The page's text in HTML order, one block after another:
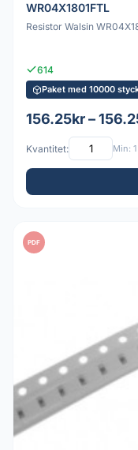
WR04X1801FTL
Resistor Walsin
614
Paket med 10000
156.25kr –
Kvantitet: Min: 1
PDF